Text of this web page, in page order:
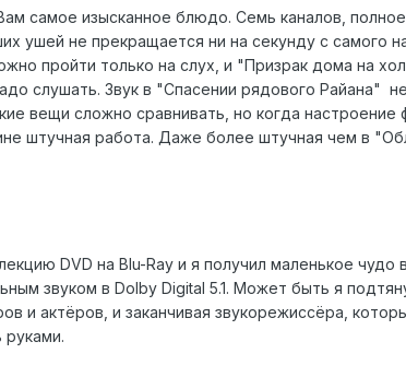
самое изысканное блюдо. Семь каналов,
ушей не прекращается ни на секунду с самого
пройти только на слух, и "Призрак дома на
слушать. Звук в "Спасении рядового Райана"
вещи сложно сравнивать, но когда настроение
штучная работа. Даже более штучная чем в
DVD на Blu-Ray и я получил маленькое чудо
звуком в Dolby Digital 5.1. Может быть я
и актёров, и заканчивая звукорежиссёра,